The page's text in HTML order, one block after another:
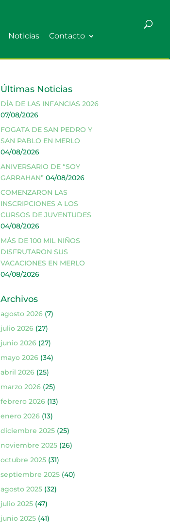
Noticias Contacto
Últimas Noticias
DÍA DE LAS INFANCIAS 2026
07/08/2026
FOGATA DE SAN PEDRO Y
SAN PABLO EN MERLO
04/08/2026
ANIVERSARIO DE “SOY
GARRAHAN” 04/08/2026
COMENZARON LAS
INSCRIPCIONES A LOS
CURSOS DE JUVENTUDES
04/08/2026
MÁS DE 100 MIL NIÑOS
DISFRUTARON SUS
VACACIONES EN MERLO
04/08/2026
Archivos
agosto 2026(7)
julio 2026(27)
junio 2026(27)
mayo 2026(34)
abril 2026(25)
marzo 2026(25)
febrero 2026(13)
enero 2026(13)
diciembre 2025(25)
noviembre 2025(26)
octubre 2025(31)
septiembre 2025(40)
agosto 2025(32)
julio 2025(47)
junio 2025(41)